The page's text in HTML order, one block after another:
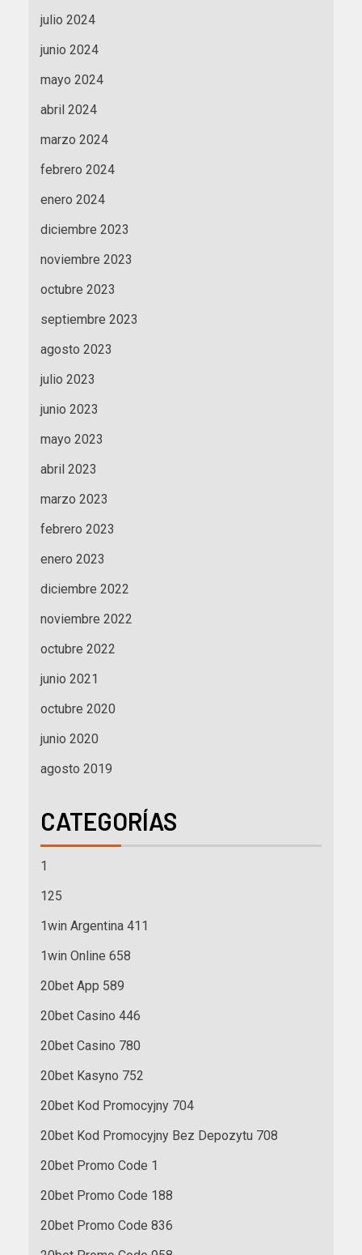
julio 2024
junio 2024
mayo 2024
abril 2024
marzo 2024
febrero 2024
enero 2024
diciembre 2023
noviembre 2023
octubre 2023
septiembre 2023
agosto 2023
julio 2023
junio 2023
mayo 2023
abril 2023
marzo 2023
febrero 2023
enero 2023
diciembre 2022
noviembre 2022
octubre 2022
junio 2021
octubre 2020
junio 2020
agosto 2019
CATEGORÍAS
1
125
1win Argentina 411
1win Online 658
20bet App 589
20bet Casino 446
20bet Casino 780
20bet Kasyno 752
20bet Kod Promocyjny 704
20bet Kod Promocyjny Bez Depozytu 708
20bet Promo Code 1
20bet Promo Code 188
20bet Promo Code 836